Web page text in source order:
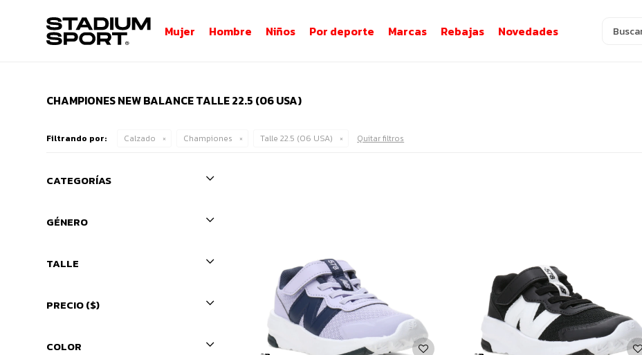
Mujer Hombre Niños Por deporte Marcas Rebajas Novedades
CHAMPIONES NEW BALANCE TALLE 22.5 (06 USA)
Filtrando por: Calzado Championes Talle 22.5 (06 USA) Quitar filtros
CATEGORÍAS
GÉNERO
TALLE
PRECIO($)
COLOR